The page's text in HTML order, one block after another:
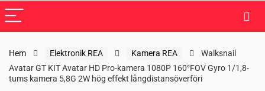
Hem Elektronik REA Kamera REA
Walksnail
Avatar GT KIT Avatar HD Pro-kamera 1080P 160°FOV Gyro 1/1,8-
tums kamera 5,8G 2W hög effekt långdistansöverföri